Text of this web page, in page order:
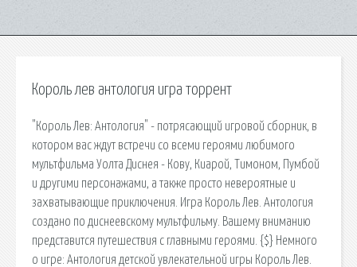
Король лев антология игра торрент
"Король Лев: Антология" - потрясающий игровой сборник, в
котором вас ждут встречи со всеми героями любимого
мультфильма Уолта Диснея - Кову, Киарой, Тимоном, Пумбой
и другими персонажами, а также просто невероятные и
захватывающие приключения. Игра Король Лев. Антология
создано по диснеевскому мультфильму. Вашему вниманию
представится путешествия с главными героями. {$} Немного
о игре: Антология детской увлекательной игры Король Лев.